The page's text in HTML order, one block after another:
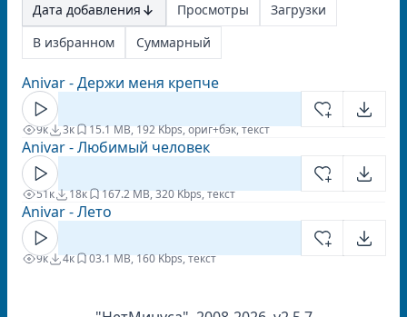
Дата добавления Просмотры
Загрузки
В избранном
Суммарный
Anivar - Держи меня крепче
9к 3к 15.1 MB, 192 Kbps, ориг+бэк, текст
Anivar - Любимый человек
51к 18к 167.2 MB, 320 Kbps, текст
Anivar - Лето
9к 4к 03.1 MB, 160 Kbps, текст